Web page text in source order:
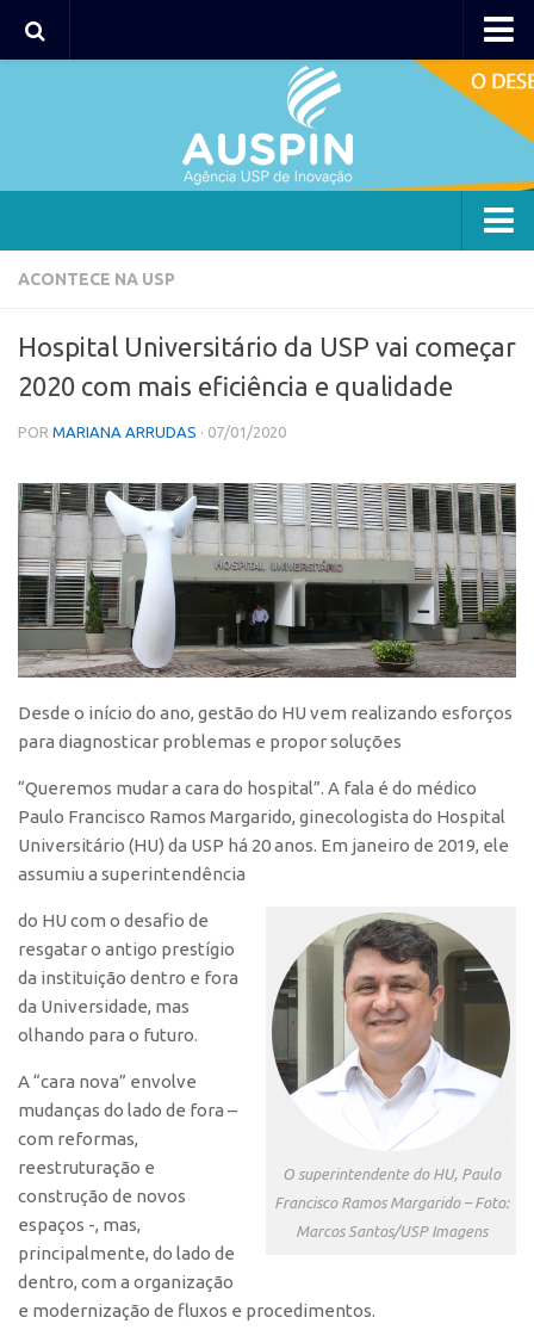
Agência
Coordenação
Polos
Polo Capital
Polo Ribeirão Preto
Polo São Carlos
Programas
Bolsa Empreendedorismo
Bolsa Startup USP
PGI-USP
Conexão USP
Conexão Inter-USP
Portal do Inventor
Editais
Pesquisa na USP
EMBRAPIIs
CEPIX
CPEs
INCTs
PRPI/USP
InovaUSP
Comunicação
ACONTECE NA USP
Hospital Universitário da USP vai começar
2020 com mais eficiência e qualidade
POR MARIANA ARRUDAS · 07/01/2020
Desde o início do ano, gestão do HU vem realizando esforços
para diagnosticar problemas e propor soluções
“Queremos mudar a cara do hospital”. A fala é do médico
Paulo Francisco Ramos Margarido, ginecologista do Hospital
Universitário (HU) da USP há 20 anos. Em janeiro de 2019, ele
assumiu a superintendência
O superintendente do HU, Paulo
Francisco Ramos Margarido – Foto:
Marcos Santos/USP Imagens
do HU com o desafio de
resgatar o antigo prestígio
da instituição dentro e fora
da Universidade, mas
olhando para o futuro.
A “cara nova” envolve
mudanças do lado de fora –
com reformas,
reestruturação e
construção de novos
espaços -, mas,
principalmente, do lado de
dentro, com a organização
e modernização de fluxos e procedimentos.